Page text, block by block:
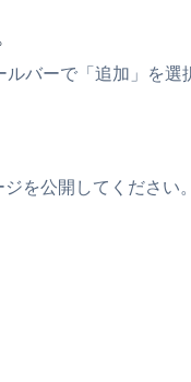
バーで「追加」を
を公開してください。